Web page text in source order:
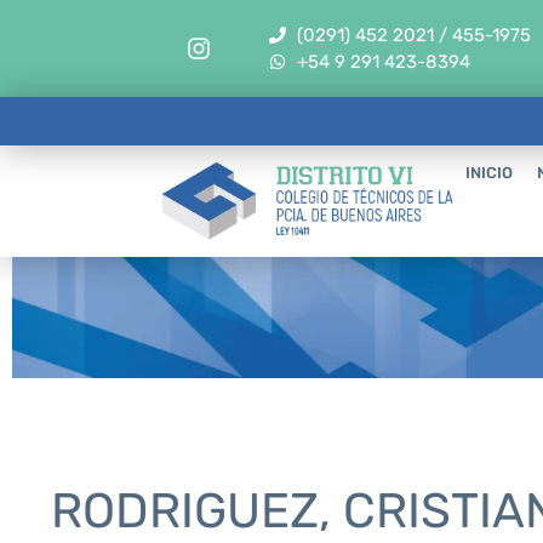
(0291) 452 2021 / 455-1975
+54 9 291 423-8394
INICIO
RODRIGUEZ,